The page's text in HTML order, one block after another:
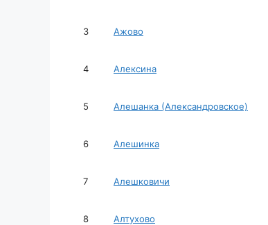
3 Ажово
4 Алексина
5 Алешанка (Александровское)
6 Алешинка
7 Алешковичи
8 Алтухово